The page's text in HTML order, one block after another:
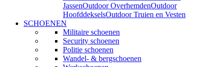
JassenOutdoor OverhemdenOutdoor
HoofddekselsOutdoor Truien en Vesten
SCHOENEN
Militaire schoenen
Security schoenen
Politie schoenen
Wandel- & bergschoenen